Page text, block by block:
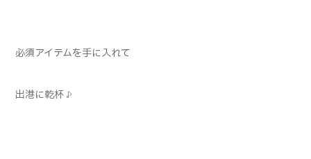
必須アイテムを手に入れて
出港に乾杯♪